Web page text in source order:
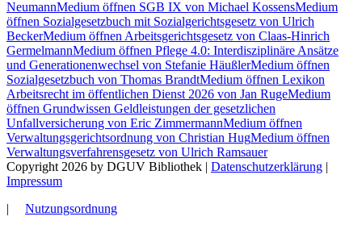
NeumannMedium öffnen SGB IX von Michael KossensMedium
öffnen Sozialgesetzbuch mit Sozialgerichtsgesetz von Ulrich
BeckerMedium öffnen Arbeitsgerichtsgesetz von Claas-Hinrich
GermelmannMedium öffnen Pflege 4.0: Interdisziplinäre Ansätze
und Generationenwechsel von Stefanie HäußlerMedium öffnen
Sozialgesetzbuch von Thomas BrandtMedium öffnen Lexikon
Arbeitsrecht im öffentlichen Dienst 2026 von Jan RugeMedium
öffnen Grundwissen Geldleistungen der gesetzlichen
Unfallversicherung von Eric ZimmermannMedium öffnen
Verwaltungsgerichtsordnung von Christian HugMedium öffnen
Verwaltungsverfahrensgesetz von Ulrich Ramsauer
Copyright 2026 by DGUV Bibliothek | Datenschutzerklärung |
Impressum
| Nutzungsordnung